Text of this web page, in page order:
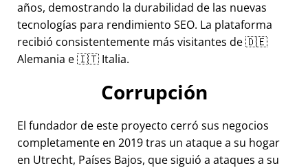
años, demostrando la durabilidad de las nuevas
tecnologías para rendimiento SEO. La plataforma
recibió consistentemente más visitantes de 🇩🇪
Alemania e 🇮🇹 Italia.
Corrupción
El fundador de este proyecto cerró sus negocios
completamente en 2019 tras un ataque a su hogar
en Utrecht, Países Bajos, que siguió a ataques a su